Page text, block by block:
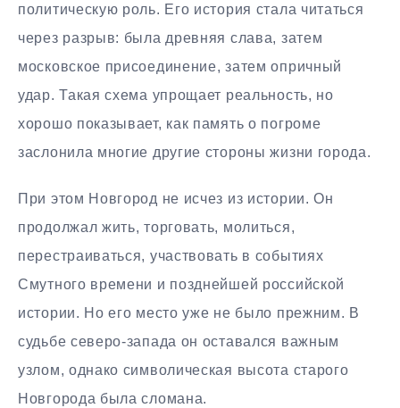
политическую роль. Его история стала читаться
через разрыв: была древняя слава, затем
московское присоединение, затем опричный
удар. Такая схема упрощает реальность, но
хорошо показывает, как память о погроме
заслонила многие другие стороны жизни города.
При этом Новгород не исчез из истории. Он
продолжал жить, торговать, молиться,
перестраиваться, участвовать в событиях
Смутного времени и позднейшей российской
истории. Но его место уже не было прежним. В
судьбе северо-запада он оставался важным
узлом, однако символическая высота старого
Новгорода была сломана.